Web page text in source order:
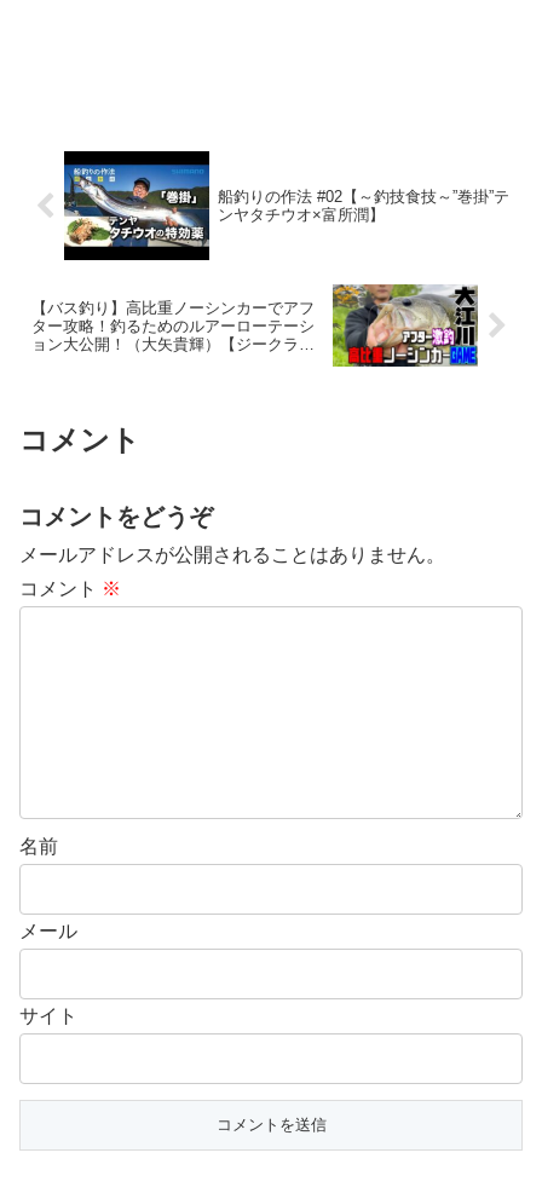
船釣りの作法 #02【～釣技食技～”巻掛”テ
ンヤタチウオ×富所潤】
【バス釣り】高比重ノーシンカーでアフ
ター攻略！釣るためのルアーローテーシ
ョン大公開！（大矢貴輝）【ジークラッ
コメント
コメントをどうぞ
メールアドレスが公開されることはありません。
コメント ※
名前
メール
サイト